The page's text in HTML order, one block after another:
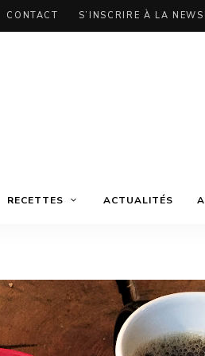
CONTACT S’INSCRIRE À LA
RECETTES ACTUALITÉS